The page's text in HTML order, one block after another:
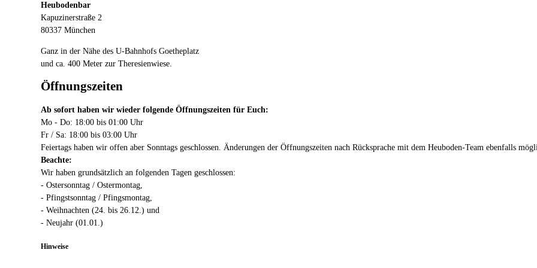
Heubodenbar
Kapuzinerstraße 2
80337 München
Ganz in der Nähe des U-Bahnhofs Goetheplatz
und ca. 400 Meter zur Theresienwiese.
Öffnungszeiten
Ab sofort haben wir wieder folgende Öffnungszeiten für Euch:
Mo - Do: 18:00 bis 01:00 Uhr
Fr / Sa: 18:00 bis 03:00 Uhr
Feiertags haben wir offen aber Sonntags geschlossen. Änderungen der Öffnungszeiten nach Rücksprache mit dem Heuboden-Team ebenfalls
Beachte:
Wir haben grundsätzlich an folgenden Tagen geschlossen:
- Ostersonntag / Ostermontag,
- Pfingstsonntag / Pfingsmontag,
- Weihnachten (24. bis 26.12.) und
- Neujahr (01.01.)
Hinweise